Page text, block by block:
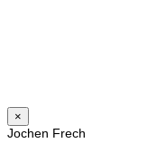
×
Jochen Frech